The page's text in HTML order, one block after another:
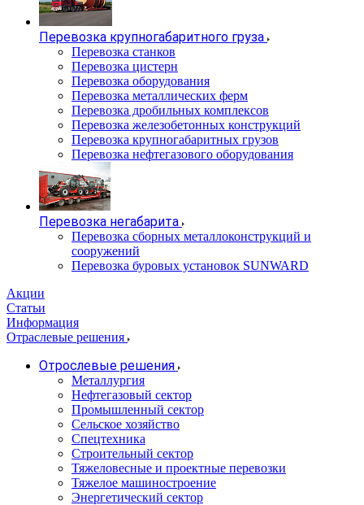
Перевозка крупногабаритного груза
Перевозка станков
Перевозка цистерн
Перевозка оборудования
Перевозка металлических ферм
Перевозка дробильных комплексов
Перевозка железобетонных конструкций
Перевозка крупногабаритных грузов
Перевозка нефтегазового оборудования
Перевозка негабарита
Перевозка сборных металлоконструкций и
сооружений
Перевозка буровых установок SUNWARD
Акции
Статьи
Информация
Отраслевые решения
Отрослевые решения
Металлургия
Нефтегазовый сектор
Промышленный сектор
Сельское хозяйство
Спецтехника
Строительный сектор
Тяжеловесные и проектные перевозки
Тяжелое машиностроение
Энергетический сектор